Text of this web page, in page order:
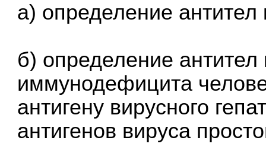
а) определение
б) определение
иммунодефицита
антигену вирусного
антигенов вируса